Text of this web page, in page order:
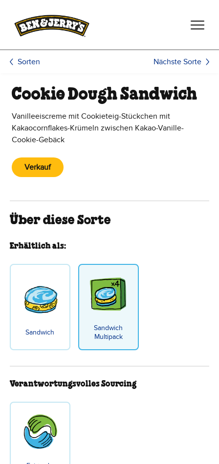
Sorten Nächste Sorte
Cookie Dough Sandwich
Vanilleeiscreme mit Cookieteig-Stückchen mit
Kakaocornflakes-Krümeln zwischen Kakao-Vanille-
Cookie-Gebäck
Verkauf
Über diese Sorte
Erhältlich als:
Sandwich
Sandwich
Multipack
Verantwortungsvolles Sourcing